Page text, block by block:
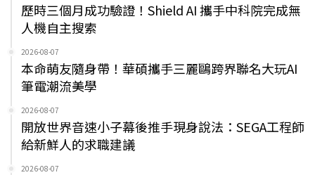
歷時三個月成功驗證！Shield AI 攜手中科院完成無
人機自主搜索
2026-08-07
本命萌友隨身帶！華碩攜手三麗鷗跨界聯名大玩AI
筆電潮流美學
2026-08-07
開放世界音速小子幕後推手現身說法：SEGA工程師
給新鮮人的求職建議
2026-08-07